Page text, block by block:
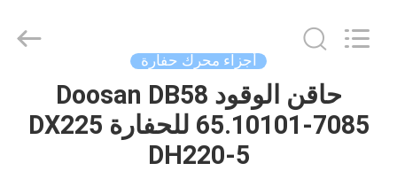
منزل،
بيت
أجزاء محرك حفارة
حاقن الوقود Doosan DB58
65.10101-7085 للحفارة DX225
DH220-5